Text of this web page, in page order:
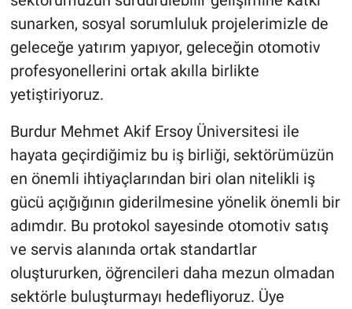
sunarken, sosyal sorumluluk projelerimizle de
geleceğe yatırım yapıyor, geleceğin otomotiv
profesyonellerini ortak akılla birlikte
yetiştiriyoruz.
Burdur Mehmet Akif Ersoy Üniversitesi ile
hayata geçirdiğimiz bu iş birliği, sektörümüzün
en önemli ihtiyaçlarından biri olan nitelikli iş
gücü açığığının giderilmesine yönelik önemli bir
adımdır. Bu protokol sayesinde otomotiv satış
ve servis alanında ortak standartlar
oluştururken, öğrencileri daha mezun olmadan
sektörle buluşturmayı hedefliyoruz. Üye